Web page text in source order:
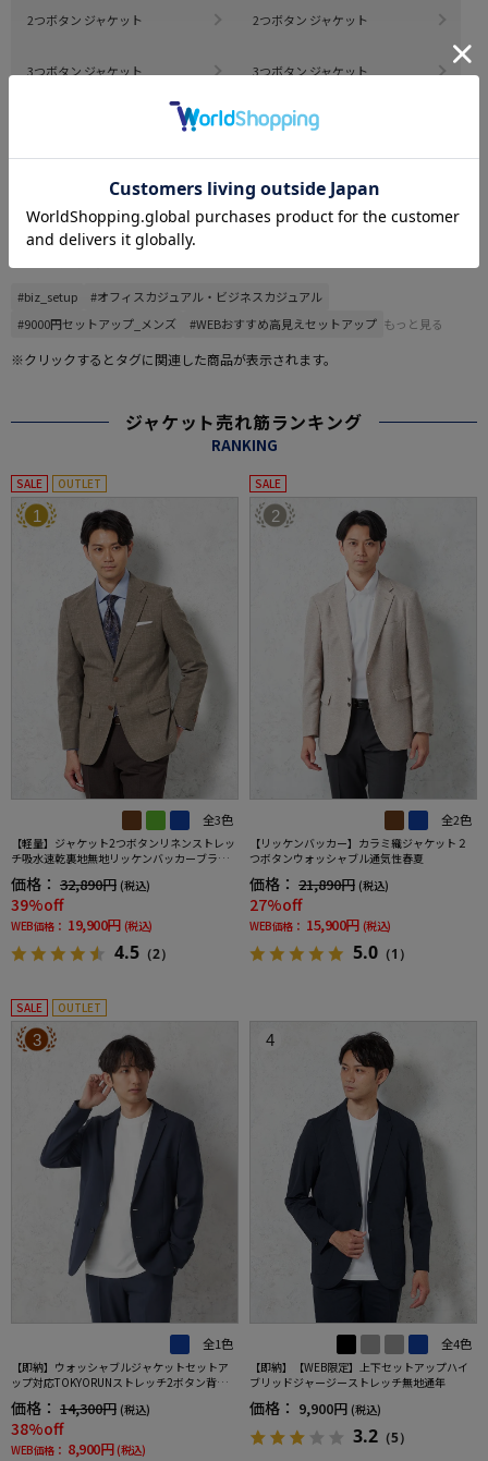
2つボタン ジャケット 2つボタン ジャケット
3つボタン ジャケット 3つボタン ジャケット
ベスト
#biz_setup
#オフィスカジュアル・ビジネスカジュアル
#9000円セットアップ_メンズ
#WEBおすすめ高見えセットアップ もっと見る
※クリックするとタグに関連した商品が表示されます。
ジャケット売れ筋ランキング
RANKING
SALE OUTLET
1
全3色
【軽量】ジャケット2つボタンリネンストレッ
チ吸水速乾裏地無地リッケンバッカーブラッ
価格： 32,890円 (税込)
39%off
WEB価格： 19,900円 (税込)
4.5 （2）
SALE
2
全2色
【リッケンバッカー】カラミ織ジャケット２
つボタンウォッシャブル通気性春夏
価格： 21,890円 (税込)
27%off
WEB価格： 15,900円 (税込)
5.0 （1）
SALE OUTLET
3
全1色
【即納】ウォッシャブルジャケットセットア
ップ対応TOKYORUNストレッチ2ボタン背抜き
価格： 14,300円 (税込)
38%off
WEB価格： 8,900円 (税込)
4
全4色
【即納】【WEB限定】上下セットアップハイ
ブリッドジャージーストレッチ無地通年
価格： 9,900円 (税込)
3.2 （5）